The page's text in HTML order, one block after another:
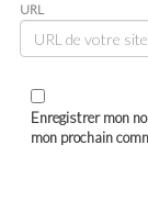
URL
Enregistrer mon
mon prochain